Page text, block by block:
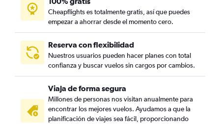
Cheapflights es totalmente gratis, así que puedes
empezar a ahorrar desde el momento cero.
Reserva con flexibilidad
Nuestros usuarios pueden hacer planes con total
confianza y buscar vuelos sin cargos por cambios.
Viaja de forma segura
Millones de personas nos visitan anualmente para
encontrar los mejores vuelos. Ayudamos a que la
planificación de viajes sea fácil, proporcionando